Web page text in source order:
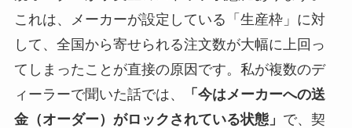
これは、メーカーが設定している「生産枠」に対
して、全国から寄せられる注文数が大幅に上回っ
てしまったことが直接の原因です。私が複数のデ
ィーラーで聞いた話では、
「今はメーカーへの送
金（オーダー）がロックされている状態」 で、契